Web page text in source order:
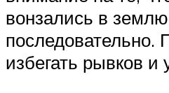
вонзались в землю
последовательно.
избегать рывков и